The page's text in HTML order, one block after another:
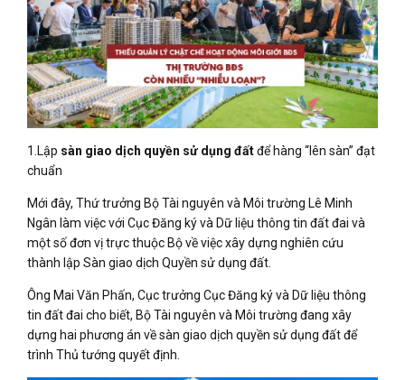
1.Lập sàn giao dịch quyền sử dụng đấtđể hàng “lên sàn” đạt
chuẩn
Mới đây, Thứ trưởng Bộ Tài nguyên và Môi trường Lê Minh
Ngân làm việc với Cục Đăng ký và Dữ liệu thông tin đất đai và
một số đơn vị trực thuộc Bộ về việc xây dựng nghiên cứu
thành lập Sàn giao dịch Quyền sử dụng đất.
Ông Mai Văn Phấn, Cục trưởng Cục Đăng ký và Dữ liệu thông
tin đất đai cho biết, Bộ Tài nguyên và Môi trường đang xây
dựng hai phương án về sàn giao dịch quyền sử dụng đất để
trình Thủ tướng quyết định.